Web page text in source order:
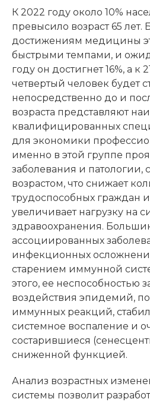
К 2022 году около 10%
превысило возраст 65 лет.
достижениям медицины
быстрыми темпами, и
году он достигнет 16%, а к
четвертый человек будет
непосредственно до и
возраста представляют
квалифицированных
для экономики
именно в этой группе
заболевания и патологии,
возрастом, что снижает
трудоспособных граждан
увеличивает нагрузку на
здравоохранения.
ассоциированных
инфекционных
старением иммунной
этого, ее неспособностью
воздействия эпидемий,
иммунных реакций,
системное воспаление и
состарившиеся
сниженной функцией.
Анализ возрастных
системы позволит